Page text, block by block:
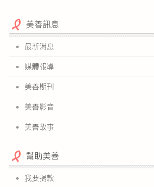
美善訊息
最新消息
媒體報導
美善期刊
美善影音
美善故事
幫助美善
我要捐款